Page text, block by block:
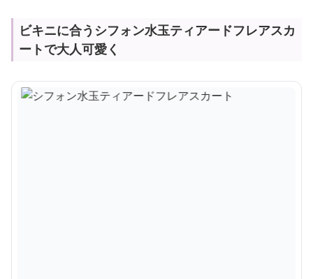
ビキニに合うシフォン水玉ティアードフレアスカ
ートで大人可愛く